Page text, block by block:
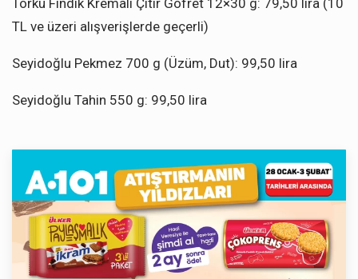
TL ve üzeri alışverişlerde geçerli)
Seyidoğlu Pekmez 700 g (Üzüm, Dut): 99,50 lira
Seyidoğlu Tahin 550 g: 99,50 lira